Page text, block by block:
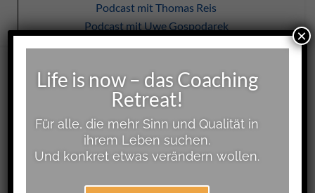
Podcast mit Thomas Reis
Podcast mit Uwe Gospodarek
Kommentar absenden
Deine E-Mail-Adresse wird nicht veröffentlicht.
Erforderliche Felder sind mit*markiert
Life is now – das Coaching
Retreat!
Für alle, die mehr Sinn und Qualität in
ihrem Leben suchen.
Und konkret etwas verändern wollen.
×